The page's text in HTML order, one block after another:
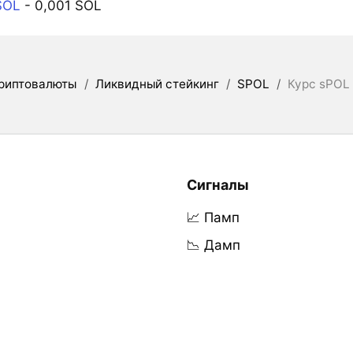
- 0,001 SOL
/ Ликвидный стейкинг / SPOL / Курс
Сигналы
📈 Памп
📉 Дамп